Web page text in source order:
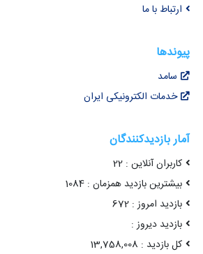
ارتباط با ما
پیوندها
سامد
خدمات الکترونیکی ایران
آمار بازدیدکنندگان
کاربران آنلاین : 22
بیشترین بازدید همزمان : 1084
بازدید امروز : 672
بازدید دیروز :
کل بازدید : 13,758,008